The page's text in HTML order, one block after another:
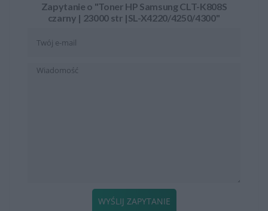
Zapytanie o "Toner HP Samsung CLT-K808S
czarny | 23000 str |SL-X4220/4250/4300"
WYŚLIJ ZAPYTANIE